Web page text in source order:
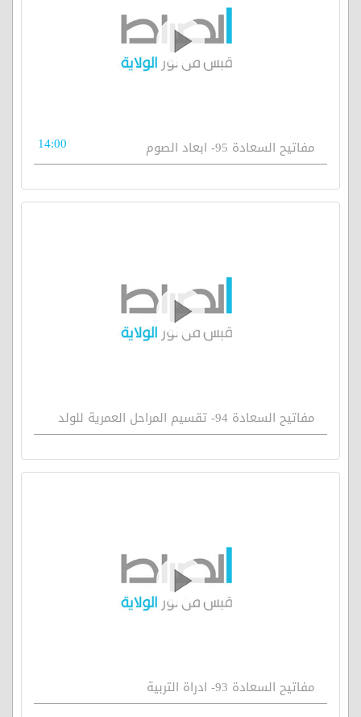
مفاتيح السعادة 95- ابعاد الصوم 14:00
مفاتيح السعادة 94- تقسيم المراحل العمرية للولد
مفاتيح السعادة 93- ادراة التربية